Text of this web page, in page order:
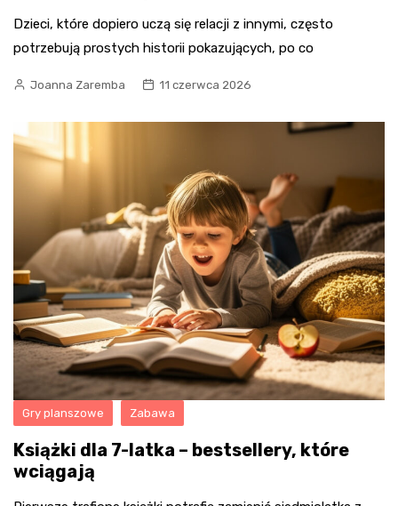
Dzieci, które dopiero uczą się relacji z innymi, często
potrzebują prostych historii pokazujących, po co
Joanna Zaremba 11 czerwca 2026
Gry planszowe Zabawa
Książki dla 7-latka – bestsellery, które
wciągają